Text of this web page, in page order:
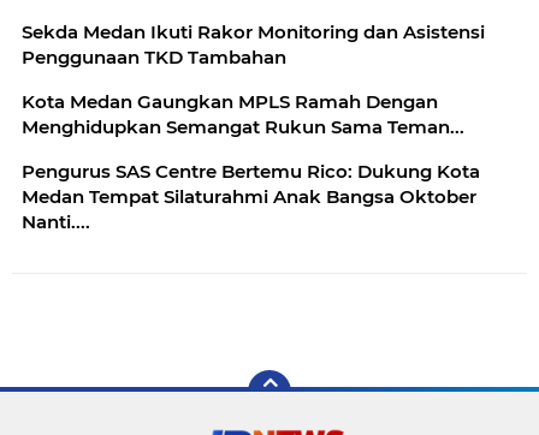
Sekda Medan Ikuti Rakor Monitoring dan Asistensi
Penggunaan TKD Tambahan
Kota Medan Gaungkan MPLS Ramah Dengan
Menghidupkan Semangat Rukun Sama Teman...
Pengurus SAS Centre Bertemu Rico: Dukung Kota
Medan Tempat Silaturahmi Anak Bangsa Oktober
Nanti....